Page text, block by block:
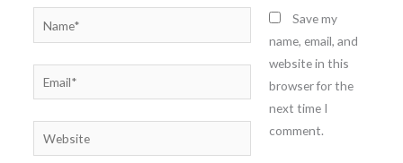
Email*
Website
Save my
name, email, and
website in this
browser for the
next time I
comment.